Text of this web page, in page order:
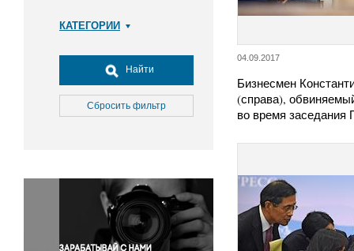
КАТЕГОРИИ
Досуг, туризм и отдых
Культура
Медицина
Окружающая среда
Политика
Правосудие
Происшествия и конфликты
Найти
Сбросить фильтр
04.09.2017
Бизнесмен
(справа),
во время заседания